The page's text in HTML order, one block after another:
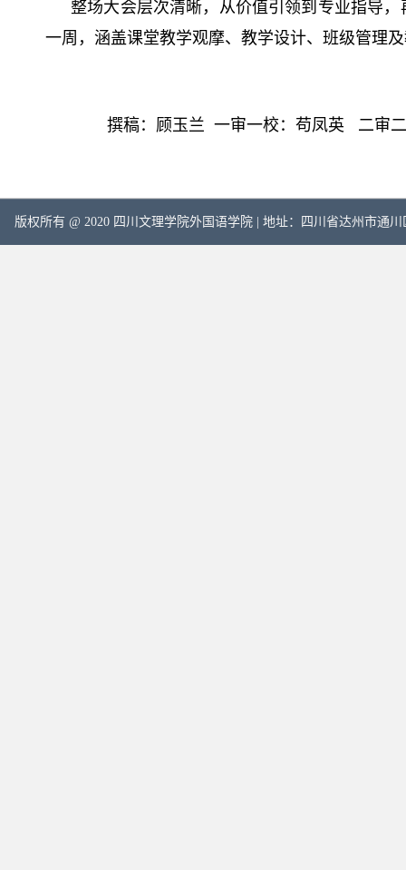
整场大会层次清晰，从价值引领到专业指导
一周，涵盖课堂教学观摩、教学设计、班级管理
撰稿：顾玉兰 一审一校：苟凤英 二审二
版权所有 @ 2020 四川文理学院外国语学院 | 地址：四川省达州市通